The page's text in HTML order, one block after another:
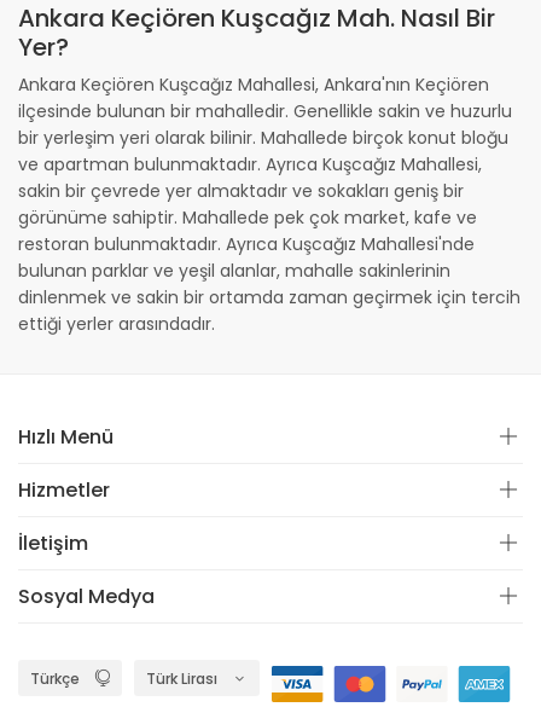
Ankara Keçiören Kuşcağız Mah. Nasıl Bir
Yer?
Ankara Keçiören Kuşcağız Mahallesi, Ankara'nın Keçiören
ilçesinde bulunan bir mahalledir. Genellikle sakin ve huzurlu
bir yerleşim yeri olarak bilinir. Mahallede birçok konut bloğu
ve apartman bulunmaktadır. Ayrıca Kuşcağız Mahallesi,
sakin bir çevrede yer almaktadır ve sokakları geniş bir
görünüme sahiptir. Mahallede pek çok market, kafe ve
restoran bulunmaktadır. Ayrıca Kuşcağız Mahallesi'nde
bulunan parklar ve yeşil alanlar, mahalle sakinlerinin
dinlenmek ve sakin bir ortamda zaman geçirmek için tercih
ettiği yerler arasındadır.
Hızlı Menü
Hizmetler
İletişim
Sosyal Medya